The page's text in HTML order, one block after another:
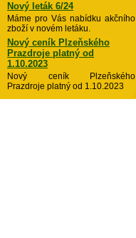
Nový leták 6/24
Máme pro Vás nabídku akčního
zboží v novém letáku.
Nový ceník Plzeňského
Prazdroje platný od
1.10.2023
Nový ceník Plzeňského
Prazdroje platný od 1.10.2023